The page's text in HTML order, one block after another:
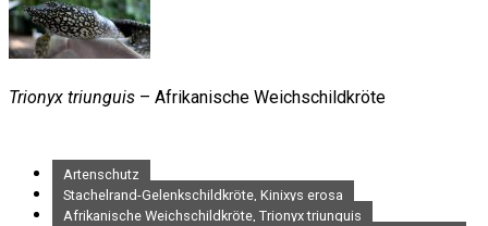
Trionyx triunguis – Afrikanische Weichschildkröte
Artenschutz
Stachelrand-Gelenkschildkröte, Kinixys erosa
Afrikanische Weichschildkröte, Trionyx triunguis